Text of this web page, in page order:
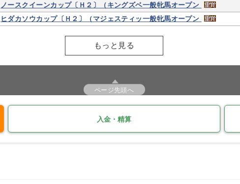
ノースクイーンカップ〔Ｈ２〕（キングズベ一般牝馬オープン
ヒダカソウカップ〔Ｈ２〕（マジェスティッ一般牝馬オープン
もっと見る
ページ先頭へ
入金・精算